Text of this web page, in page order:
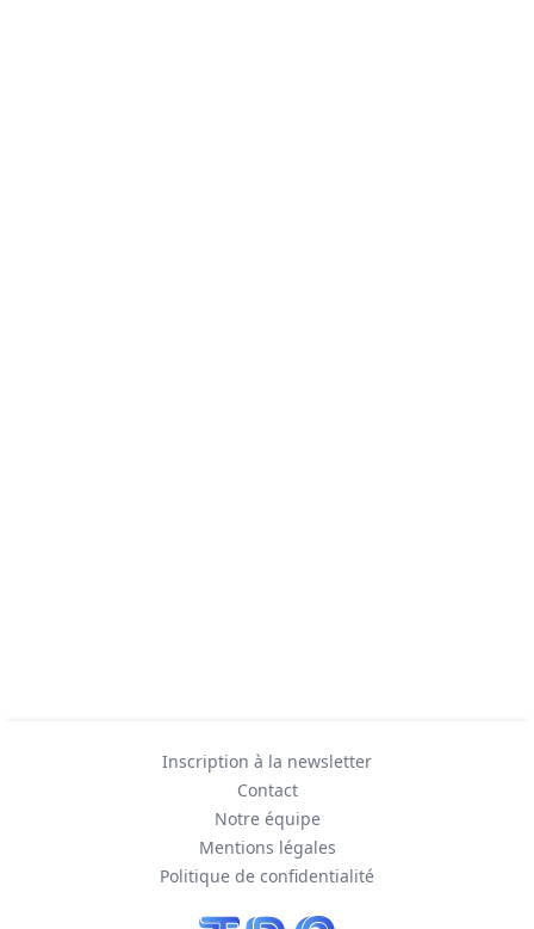
Inscription à la newsletter
Contact
Notre équipe
Mentions légales
Politique de confidentialité